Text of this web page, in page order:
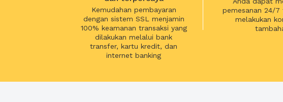
Kemudahan pembayaran
dengan sistem SSL menjamin
100% keamanan transaksi yang
dilakukan melalui bank
transfer, kartu kredit, dan
internet banking
pemesanan 24/7
melakukan